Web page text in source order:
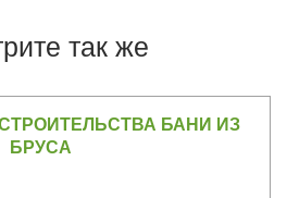
так же
БАНИ ИЗ
БРУСА